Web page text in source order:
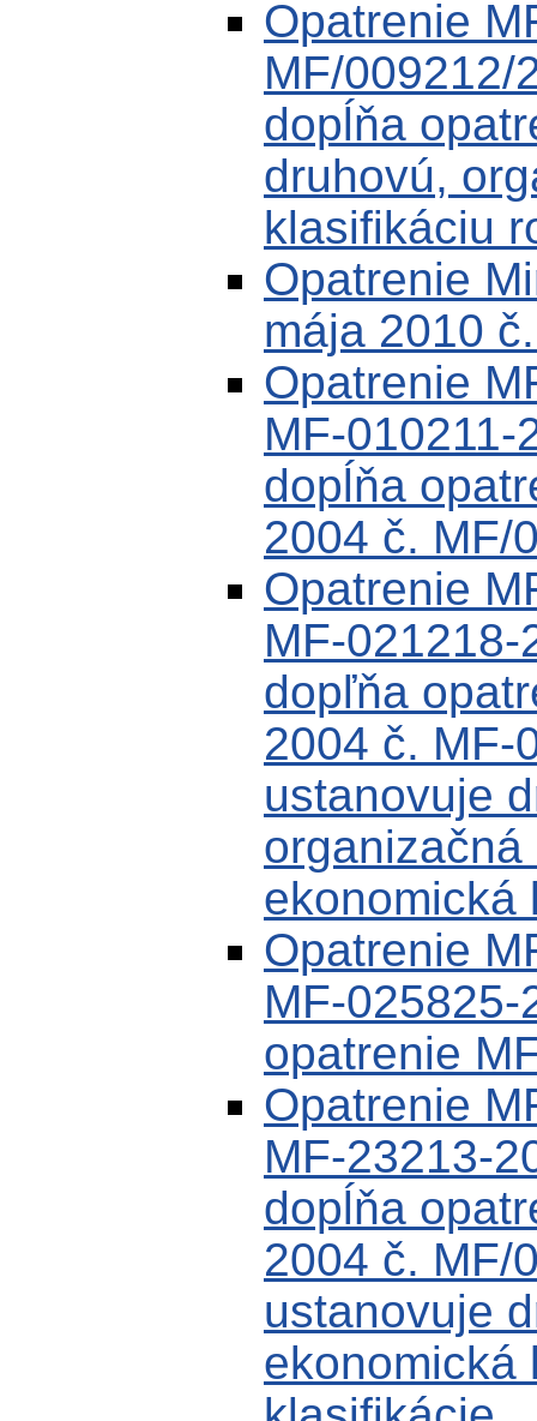
Opatrenie
MF/009212/
dopĺňa
druhovú,
klasifikáciu
Opatrenie
mája 2010
Opatrenie
MF-
dopĺňa
2004 č. MF/
Opatrenie
MF-
dopľňa
2004 č. MF-
ustanovuje
ekonomická
Opatrenie
MF-
opatrenie
Opatrenie
MF-23213-
dopĺňa
2004 č. MF/
ustanovuje
ekonomická